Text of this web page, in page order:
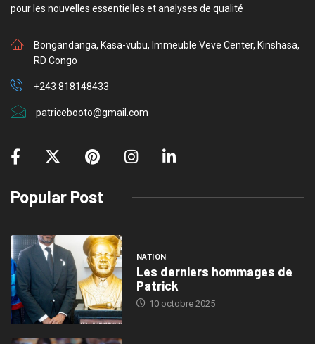
pour les nouvelles essentielles et analyses de qualité
Bongandanga, Kasa-vubu, Immeuble Veve Center, Kinshasa,
RD Congo
+243 818148433
patricebooto@gmail.com
Popular Post
NATION
Les derniers hommages de
Patrick
10 octobre 2025